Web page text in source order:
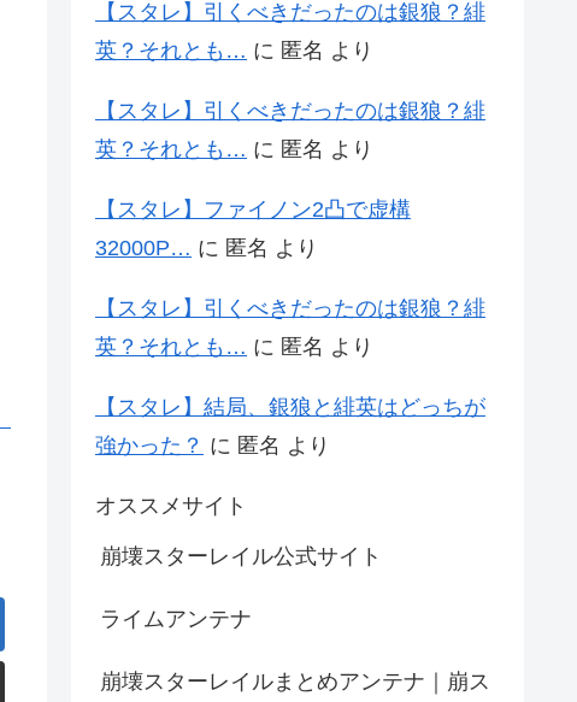
【スタレ】引くべきだったのは銀狼？緋
英？それとも… に 匿名 より
【スタレ】引くべきだったのは銀狼？緋
英？それとも… に 匿名 より
【スタレ】ファイノン2凸で虚構
32000P… に 匿名 より
【スタレ】引くべきだったのは銀狼？緋
英？それとも… に 匿名 より
【スタレ】結局、銀狼と緋英はどっちが
強かった？ に 匿名 より
オススメサイト
崩壊スターレイル公式サイト
ライムアンテナ
崩壊スターレイルまとめアンテナ｜崩ス